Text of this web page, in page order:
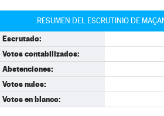
RESUMEN DEL ESCRUTINIO DE
Escrutado:
Votos contabilizados:
Abstenciones:
Votos nulos:
Votos en blanco: